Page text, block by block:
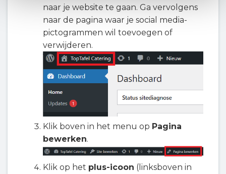
naar je website te gaan. Ga vervolgens
naar de pagina waar je social media-
pictogrammen wil toevoegen of
verwijderen.
Klik boven in het menu op Pagina
bewerken.
Klik op het plus-icoon (linksboven in